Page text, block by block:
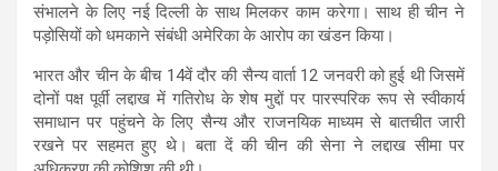
संभालने के लिए नई दिल्ली के साथ मिलकर काम करेगा। साथ ही चीन ने
पड़ोसियों को धमकाने संबंधी अमेरिका के आरोप का खंडन किया।
भारत और चीन के बीच 14वें दौर की सैन्य वार्ता 12 जनवरी को हुई थी जिसमें
दोनों पक्ष पूर्वी लद्दाख में गतिरोध के शेष मुद्दों पर पारस्परिक रूप से स्वीकार्य
समाधान पर पहुंचने के लिए सैन्य और राजनयिक माध्यम से बातचीत जारी
रखने पर सहमत हुए थे। बता दें की चीन की सेना ने लद्दाख सीमा पर